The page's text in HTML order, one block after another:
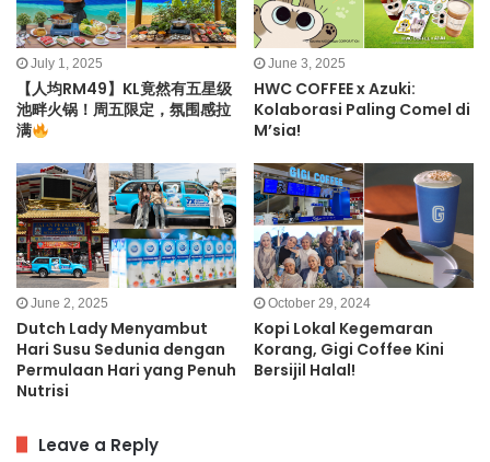
July 1, 2025
【人均RM49】KL竟然有五星级
池畔火锅！周五限定，氛围感拉
满
June 3, 2025
HWC COFFEE x Azuki:
Kolaborasi Paling Comel di
M’sia!
June 2, 2025
Dutch Lady Menyambut
Hari Susu Sedunia dengan
Permulaan Hari yang Penuh
Nutrisi
October 29, 2024
Kopi Lokal Kegemaran
Korang, Gigi Coffee Kini
Bersijil Halal!
Leave a Reply